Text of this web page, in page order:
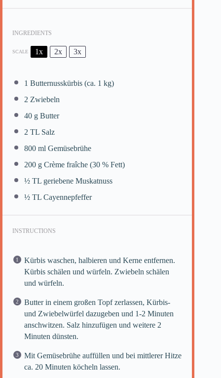
INGREDIENTS
SCALE 1x 2x 3x
1 Butternusskürbis (ca. 1 kg)
2 Zwiebeln
40 g Butter
2 TL Salz
800 ml Gemüsebrühe
200 g Crème fraîche (30 % Fett)
½ TL geriebene Muskatnuss
½ TL Cayennepfeffer
INSTRUCTIONS
Kürbis waschen, halbieren und Kerne entfernen.
Kürbis schälen und würfeln. Zwiebeln schälen
und würfeln.
Butter in einem großen Topf zerlassen, Kürbis-
und Zwiebelwürfel dazugeben und 1-2 Minuten
anschwitzen. Salz hinzufügen und weitere 2
Minuten dünsten.
Mit Gemüsebrühe auffüllen und bei mittlerer Hitze
ca. 20 Minuten köcheln lassen.